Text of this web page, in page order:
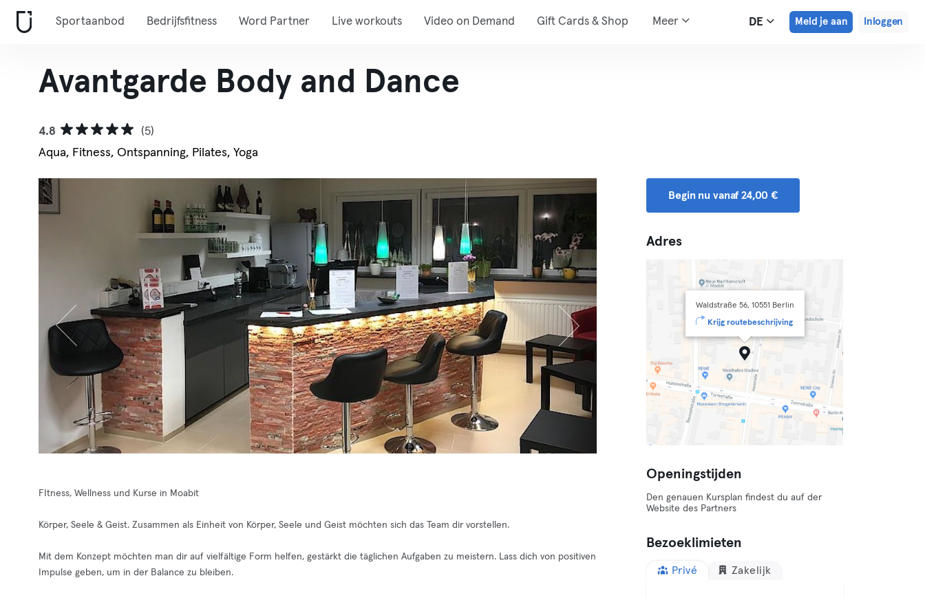
Sportaanbod Bedrijfsfitness Word Partner Live workouts Video on Demand Gift Cards & Shop Meer DE Meld je aan Inloggen
Avantgarde Body and Dance
4.8
(5)
Aqua, Fitness, Ontspanning, Pilates, Yoga
FItness, Wellness und Kurse in Moabit
Körper, Seele & Geist. Zusammen als Einheit von Körper, Seele und Geist möchten sich das Team dir vorstellen.
Mit dem Konzept möchten man dir auf vielfältige Form helfen, gestärkt die täglichen Aufgaben zu meistern. Lass dich von positiven
Impulse geben, um in der Balance zu bleiben.
Begin nu vanaf 24,00 €
Adres
Waldstraße 56, 10551 Berlin
Krijg routebeschrijving
Openingstijden
Den genauen Kursplan findest du auf der
Website des Partners
Bezoeklimieten
Privé Zakelijk